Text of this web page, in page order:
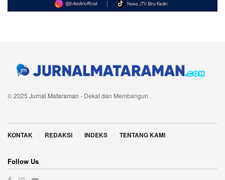
© 2025 Jurnal Mataraman - Dekat dan Membangun .
KONTAK REDAKSI INDEKS TENTANG KAMI
Follow Us